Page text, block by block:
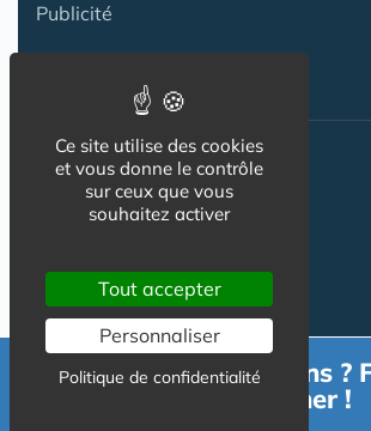
Publicité
Nos autres sites :
Capgeris.com
Seniorissimmo.com
Emploi-formation-sante.com
Besoin d'informations ?
accompagner !
Ce site utilise des cookies
et vous donne le contrôle
sur ceux que vous
souhaitez activer
Tout accepter
Personnaliser
Politique de confidentialité